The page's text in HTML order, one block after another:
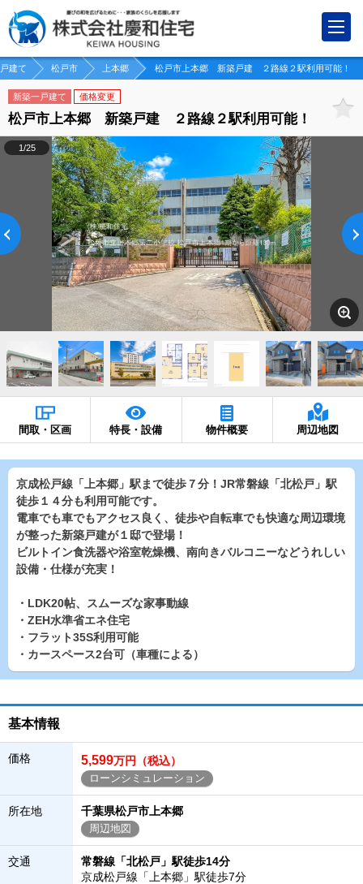
建て 松戸市 上本郷 松戸市上本郷 新築戸建 ２路線２駅利用可能！
新築一戸建て 価格変更
松戸市上本郷 新築戸建 ２路線２駅利用可能！
1/25
間取・区画 特長・設備 物件概要 周辺地図
京成松戸線「上本郷」駅まで徒歩７分！JR常磐線「北松戸」駅
徒歩１４分も利用可能です。
電車でも車でもアクセス良く、徒歩や自転車でも快適な周辺環境
が整った新築戸建が１邸で登場！
ビルトイン食洗器や浴室乾燥機、南向きバルコニーなどうれしい
設備・仕様が充実！
・LDK20帖、スムーズな家事動線
・ZEH水準省エネ住宅
・フラット35S利用可能
・カースペース2台可（車種による）
基本情報
価格 5,599万円（税込）
ローンシミュレーション
所在地 千葉県松戸市上本郷
周辺地図
交通
常磐線「北松戸」駅徒歩14分
京成松戸線「上本郷」駅徒歩7分